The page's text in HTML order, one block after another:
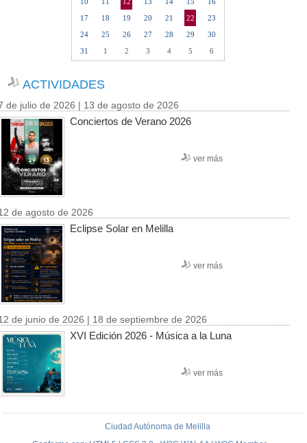
17
18 19 20 21 22
23
24
25 26 27 28 29
30
31
1 2 3 4 5 6
ACTIVIDADES
de julio de 2026 | 13 de agosto de 2026
Conciertos de Verano 2026
ver más
de agosto de 2026
Eclipse Solar en Melilla
ver más
de junio de 2026 | 18 de septiembre de 2026
XVI Edición 2026 - Música a la Luna
ver más
Ciudad Autónoma de Melilla